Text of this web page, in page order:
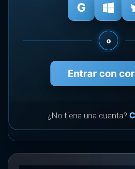
o
Entrar con
¿No tiene una cuenta?